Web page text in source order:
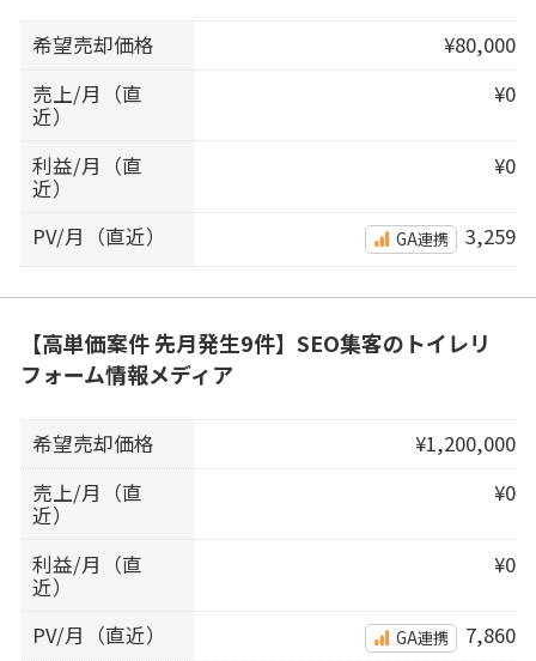
希望売却価格
¥80,000
売上/月（直
近）
¥0
利益/月（直
近）
¥0
PV/月（直近） GA連携 3,259
【高単価案件 先月発生9件】SEO集客のトイレリ
フォーム情報メディア
希望売却価格
¥1,200,000
売上/月（直
近）
¥0
利益/月（直
近）
¥0
PV/月（直近） GA連携 7,860